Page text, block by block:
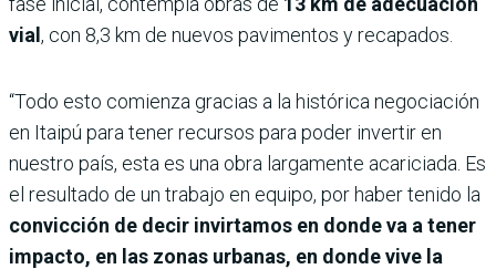
vial, con 8,3 km de nuevos pavimentos y recapados.
“Todo esto comienza gracias a la histórica negociación
en Itaipú para tener recursos para poder invertir en
nuestro país, esta es una obra largamente acariciada. Es
el resultado de un trabajo en equipo, por haber tenido la
convicción de decir invirtamos en donde va a tener
impacto, en las zonas urbanas, en donde vive la